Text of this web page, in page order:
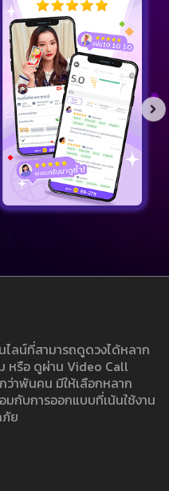
ลน์ที่สามารถดูดวงได้หลาก
หรือ ดูผ่าน Video Call
าพันคน มีให้เลือกหลาก
กับการออกแบบที่เน้นใช้งาน
ภัย